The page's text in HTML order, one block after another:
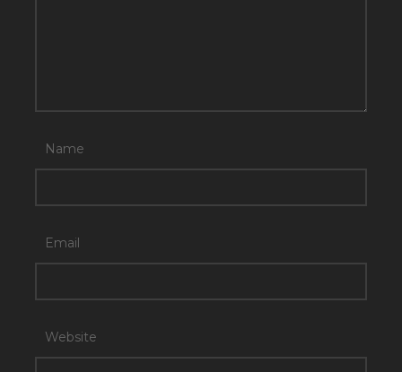
Name
Email
Website